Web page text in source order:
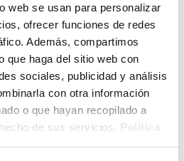
web se usan para personalizar
ofrecer funciones de redes
Además, compartimos
que haga del sitio web con
sociales, publicidad y análisis
con otra información
o que hayan recopilado a
de sus servicios. Política